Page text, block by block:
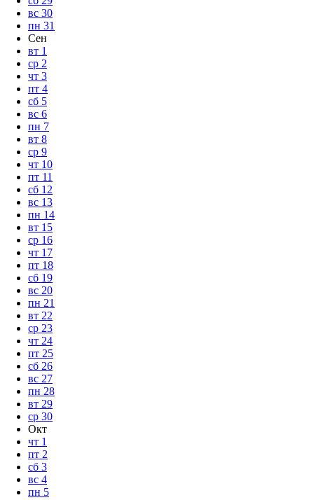
вс 30
пн 31
Сен
вт 1
ср 2
чт 3
пт 4
сб 5
вс 6
пн 7
вт 8
ср 9
чт 10
пт 11
сб 12
вс 13
пн 14
вт 15
ср 16
чт 17
пт 18
сб 19
вс 20
пн 21
вт 22
ср 23
чт 24
пт 25
сб 26
вс 27
пн 28
вт 29
ср 30
Окт
чт 1
пт 2
сб 3
вс 4
пн 5